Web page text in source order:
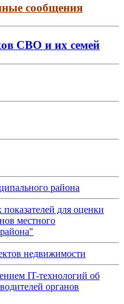
сообщения
СВО и их семей
района
для оценки
местного
недвижимости
IT-технологий об
органов